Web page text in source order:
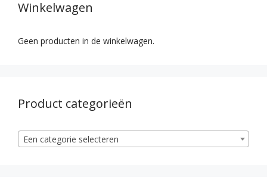
Winkelwagen
Geen producten in de winkelwagen.
Product categorieën
Een categorie selecteren